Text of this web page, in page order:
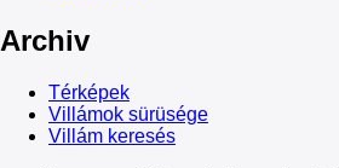
Archiv
Térképek
Villámok sürüsége
Villám keresés